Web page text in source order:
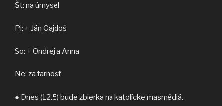
Št: na úmysel
Pi: + Ján Gajdoš
So: + Ondrej a Anna
Ne: za farnosť
● Dnes (12.5) bude zbierka na katolícke masmédiá.